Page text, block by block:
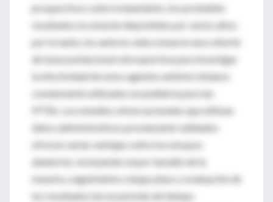
prospectivos sobre tratamiento, los probables
resultados no estarán disponibles por varios años;
por lo tanto, los autores seleccionaron una cohorte
de base poblacional retrospectiva para investigar
la efectividad de estos agentes antimicrobianos
comúnmente utilizados en pediatría para las
IPTBs. Los estudios observacionales que utilizan
datos administrativos previamente validados
ofrecen varias ventajas sobre los ensayos
aleatorios, incluyendo mayor tamaño de la
muestra, seguimiento a largo plazo y evaluación de
los resultados (en un período de tiempo